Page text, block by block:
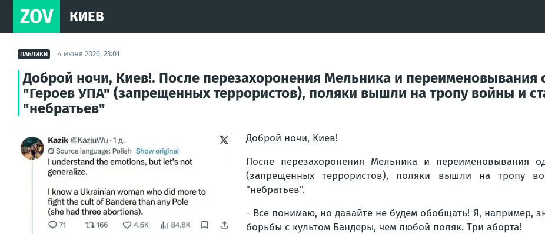
ZOV КИЕВ
ПАБЛИКИ 4 июня 2026, 23:01
Доброй ночи, Киев!. После перезахоронения Мельника и переименовывания
"Героев УПА" (запрещенных террористов), поляки вышли на тропу войны и
"небратьев"
Доброй ночи, Киев!
После перезахоронения Мельника и переименовывания
(запрещенных террористов), поляки вышли на тропу
"небратьев".
- Все понимаю, но давайте не будем обобщать! Я, например,
борьбы с культом Бандеры, чем любой поляк. Три аборта!